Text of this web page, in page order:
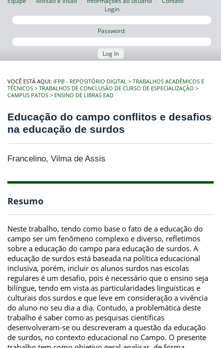
Login
Password:
Log In
VOCÊ ESTÁ AQUI: IFPB - REPOSITÓRIO DIGITAL
TRABALHOS ACADÊMICOS E
TÉCNICOS
TRABALHOS DE CONCLUSÃO DE CURSO DE ESPECIALIZAÇÃO
CAMPUS PATOS
ENSINO DE LIBRAS EAD
Educação do campo conflitos e desafios
na educação de surdos
Francelino, Vilma de Assis
Resumo
Neste trabalho, tendo como base o fato de a educação do
campo ser um fenômeno complexo e diverso, refletimos
sobre a educação do campo para educação de surdos. A
educação de surdos está baseada na política educacional
inclusiva, porém, incluir os alunos surdos nas escolas
regulares é um desafio, pois é necessário que o ensino seja
bilíngue, tendo em vista as particularidades linguísticas e
culturais dos surdos e que leve em consideração a vivência
do aluno no seu dia a dia. Contudo, a problemática deste
trabalho é saber como as pesquisas científicas
desenvolveram-se ou descreveram a questão da educação
de surdos, no contexto educacional no Campo. O presente